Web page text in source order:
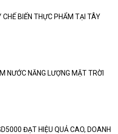
CHẾ BIẾN THỰC PHẨM TẠI TÂY
NƯỚC NĂNG LƯỢNG MẶT TRỜI
ĐẠT HIỆU QUẢ CAO, DOANH